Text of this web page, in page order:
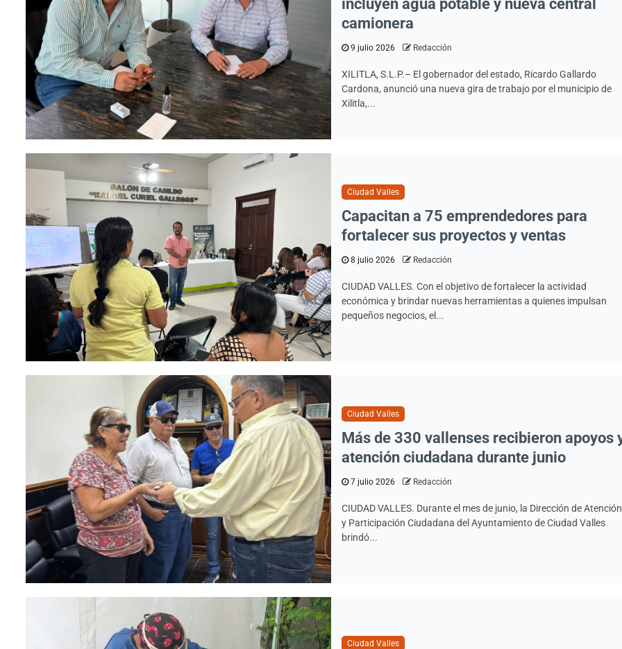
incluyen agua potable y nueva central
camionera
9 julio 2026 Redacción
XILITLA, S.L.P.– El gobernador del estado, Ricardo Gallardo
Cardona, anunció una nueva gira de trabajo por el municipio de
Xilitla,...
Ciudad Valles
Capacitan a 75 emprendedores para
fortalecer sus proyectos y ventas
8 julio 2026 Redacción
CIUDAD VALLES. Con el objetivo de fortalecer la actividad
económica y brindar nuevas herramientas a quienes impulsan
pequeños negocios, el...
Ciudad Valles
Más de 330 vallenses recibieron apoyos
atención ciudadana durante junio
7 julio 2026 Redacción
CIUDAD VALLES. Durante el mes de junio, la Dirección de Atención
y Participación Ciudadana del Ayuntamiento de Ciudad Valles
brindó...
Ciudad Valles